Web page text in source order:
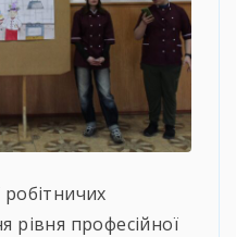
рівня професійної